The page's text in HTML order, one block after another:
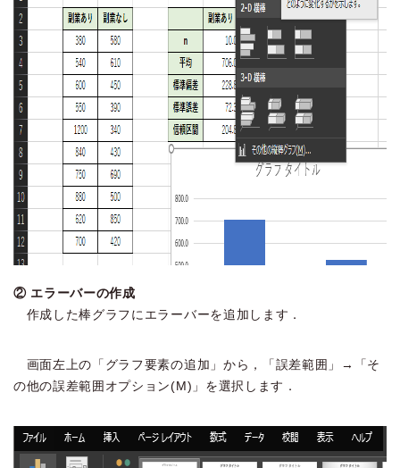
② エラーバーの作成
作成した棒グラフにエラーバーを追加します．
画面左上の「グラフ要素の追加」から，「誤差範囲」→「そ
の他の誤差範囲オプション(M)」を選択します．